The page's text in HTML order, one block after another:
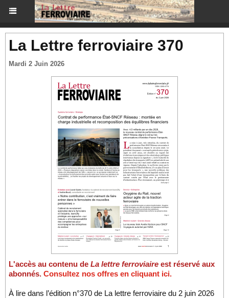
La Lettre ferroviaire 370
Mardi 2 Juin 2026
L'accès au contenu de La lettre ferroviaire est réservé aux
abonnés. Consultez nos offres en cliquant ici.
À lire dans l’édition n°370 de La lettre ferroviaire du 2 juin 2026